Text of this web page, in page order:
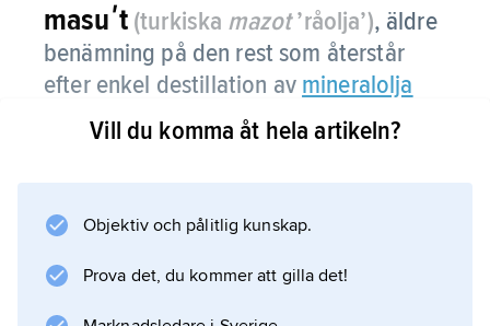
masuʹt (turkiska mazot’råolja’), äldre
benämning på den rest som återstår
efter enkel destillation av mineralolja
(råolja).Vill du komma åt hela artikeln?
Objektiv och pålitlig kunskap.
Prova det, du kommer att gilla det!